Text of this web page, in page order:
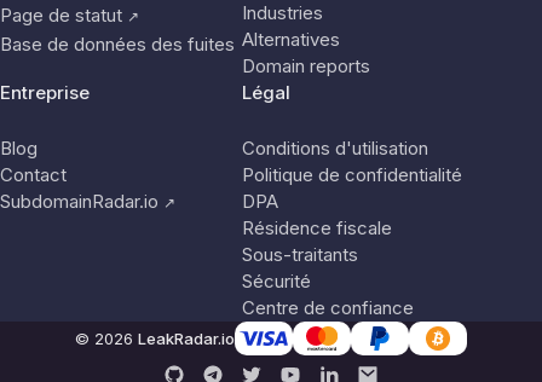
Page de statut ↗
Base de données des fuites
Industries
Alternatives
Domain reports
Entreprise
Blog
Contact
SubdomainRadar.io ↗
Légal
Conditions d'utilisation
Politique de confidentialité
DPA
Résidence fiscale
Sous-traitants
Sécurité
Centre de confiance
© 2026 LeakRadar.io